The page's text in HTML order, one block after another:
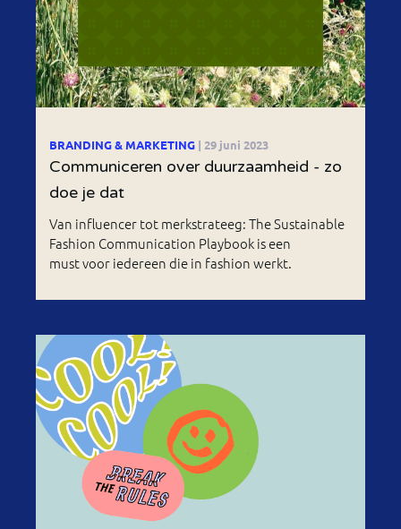
BRANDING & MARKETING | 29 juni 2023
Communiceren over duurzaamheid - zo
doe je dat
Van influencer tot merkstrateeg: The Sustainable
Fashion Communication Playbook is een
must voor iedereen die in fashion werkt.